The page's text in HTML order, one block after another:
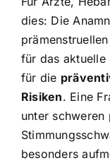
dies: Die
für das aktuelle
für die
Risiken. Eine
unter schweren
besonders